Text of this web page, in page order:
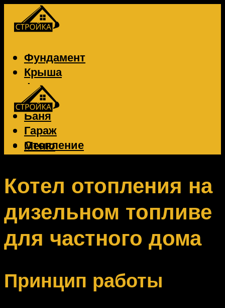
Фундамент
Крыша
Фасад
Забор
Баня
Гараж
Отопление
Вентиляция
Меню
Меню
Котел отопления на
дизельном топливе
для частного дома
Принцип работы